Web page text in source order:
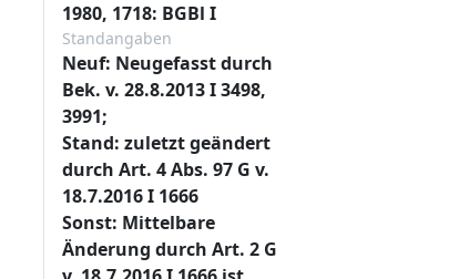
1980, 1718: BGBl I
Standangaben
Neuf: Neugefasst durch
Bek. v. 28.8.2013 I 3498,
3991;
Stand: zuletzt geändert
durch Art. 4 Abs. 97 G v.
18.7.2016 I 1666
Sonst: Mittelbare
Änderung durch Art. 2 G